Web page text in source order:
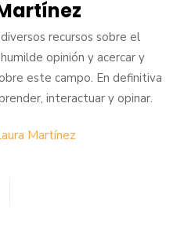
recursos sobre el
opinión y acercar y
este campo. En definitiva
interactuar y opinar.
Martínez